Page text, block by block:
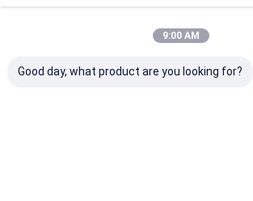
Linia do wytłaczania rur ochronnych kabli
Nasze Kategorie
9:00 AM
Good day, what product are you looking for?